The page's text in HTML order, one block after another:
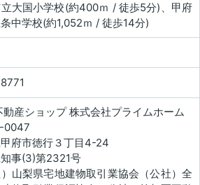
大国小学校(約400ｍ / 徒歩5分)、甲府
中学校(約1,052ｍ / 徒歩14分)
動産ショップ 株式会社プライムホーム
0047
府市徳行３丁目4-24
事(3)第2321号
）山梨県宅地建物取引業協会（公社）全